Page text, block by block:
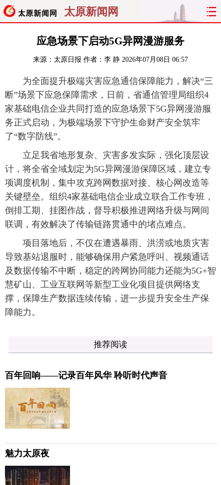
太原新闻网
聚焦 太原
经济 关注 文明 出行
纵横 曝光 综合 专题
旅游 理财 政务 教育
看天下
太原日报 太原晚报 热评 社区
应急场景下启动5G异网漫游服务
来源： 太原日报 作者：李 静 2026年07月08日 06:57
为全面提升极端灾害应急通信保障能力，解决“三
断”场景下应急保障需求，日前，省通信管理局组织4
家基础电信企业共同打造的应急场景下5G异网漫游服
务正式启动，为极端场景下守护生命财产安全筑牢
了“数字防线”。
立足我省地形复杂、灾害多发实际，强化顶层设
计，将全省全域划定为5G异网漫游保障区域，建立专
项调度机制，集中攻克跨网数据对接、核心网改造等
关键壁垒。组织4家基础电信企业成立联合工作专班，
倒排工期、挂图作战，督导积极推进网络升级与网间
联调，有效解决了传输链路贯通中的堵点难点。
项目落地后，不仅在遭遇暴雨、洪涝或地质灾害
导致基站退服时，能够确保用户紧急呼叫、视频通话
及数据传输不中断，稳定的跨网协同能力还能为5G+智
慧矿山、工业互联网等新型工业化项目提供网络支
撑，保障生产数据连续传输，进一步提升安全生产保
障能力。
推荐阅读
百年回响——记录百年风华 聆听时代声音
魅力太原夜